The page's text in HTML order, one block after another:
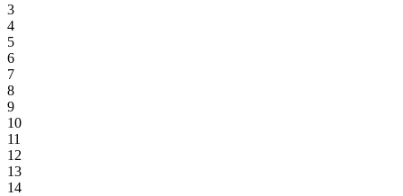
3
4
5
6
7
8
9
10
11
12
13
14